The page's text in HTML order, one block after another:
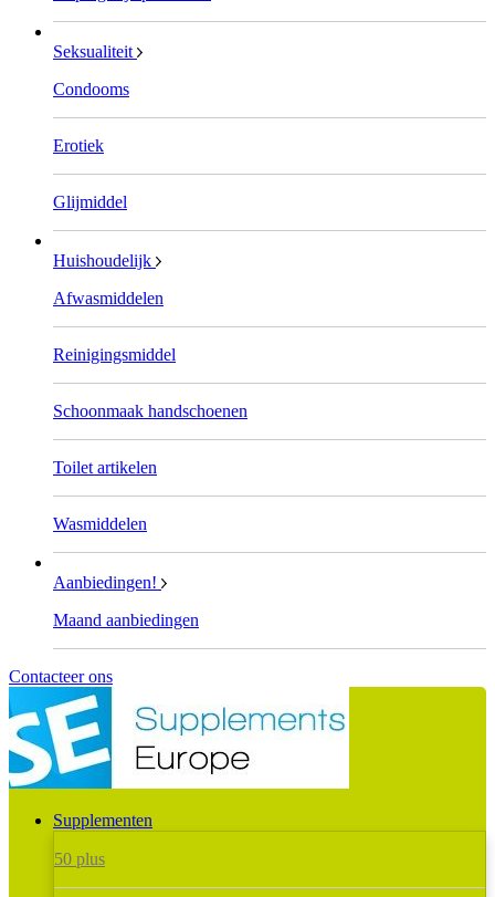
Seksualiteit
Condooms
Erotiek
Glijmiddel
Huishoudelijk
Afwasmiddelen
Reinigingsmiddel
Schoonmaak handschoenen
Toilet artikelen
Wasmiddelen
Aanbiedingen!
Maand aanbiedingen
Contacteer ons
Supplementen
50 plus